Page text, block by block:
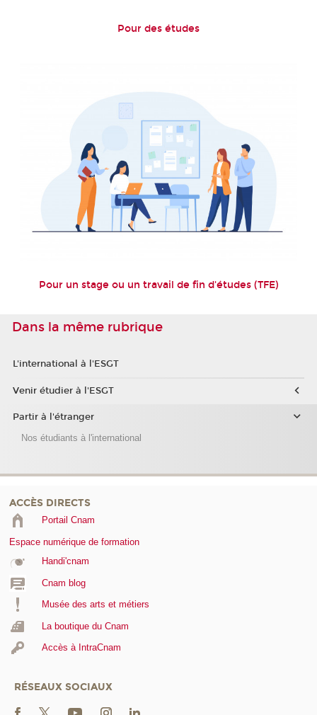
Pour des études
Pour un stage ou un travail de fin d'études (TFE)
Dans la même rubrique
L'international à l'ESGT
Venir étudier à l'ESGT
Partir à l'étranger
Nos étudiants à l'international
ACCÈS DIRECTS
Portail Cnam
Espace numérique de formation
Handi'cnam
Cnam blog
Musée des arts et métiers
La boutique du Cnam
Accès à IntraCnam
RÉSEAUX SOCIAUX